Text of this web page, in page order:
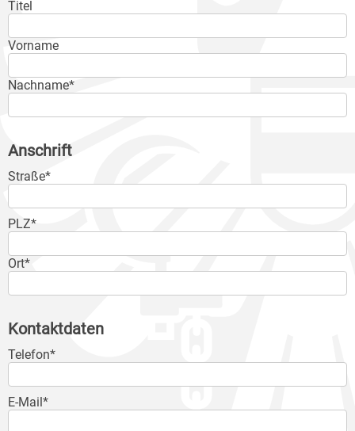
Titel
Vorname
Nachname*
Anschrift
Straße*
PLZ*
Ort*
Kontaktdaten
Telefon*
E-Mail*